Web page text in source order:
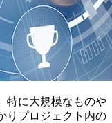
特に大規模なものや
りプロジェクト内の